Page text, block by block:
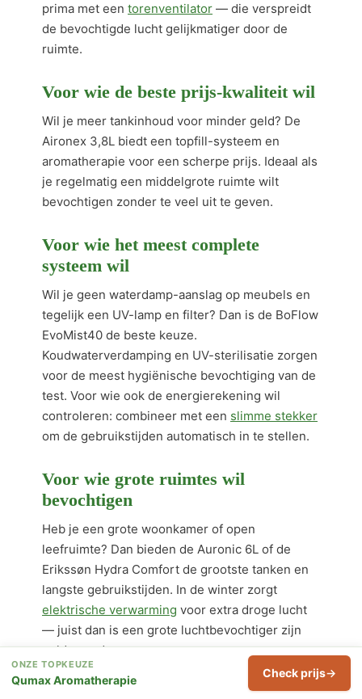
prima met een torenventilator — die verspreidt
de bevochtigde lucht gelijkmatiger door de
ruimte.
Voor wie de beste prijs-kwaliteit wil
Wil je meer tankinhoud voor minder geld? De
Aironex 3,8L biedt een topfill-systeem en
aromatherapie voor een scherpe prijs. Ideaal als
je regelmatig een middelgrote ruimte wilt
bevochtigen zonder te veel uit te geven.
Voor wie het meest complete
systeem wil
Wil je geen waterdamp-aanslag op meubels en
tegelijk een UV-lamp en filter? Dan is de BoFlow
EvoMist40 de beste keuze.
Koudwaterverdamping en UV-sterilisatie zorgen
voor de meest hygiënische bevochtiging van de
test. Voor wie ook de energierekening wil
controleren: combineer met een slimme stekker
om de gebruikstijden automatisch in te stellen.
Voor wie grote ruimtes wil
bevochtigen
Heb je een grote woonkamer of open
leefruimte? Dan bieden de Auronic 6L of de
Erikssøn Hydra Comfort de grootste tanken en
langste gebruikstijden. In de winter zorgt
elektrische verwarming voor extra droge lucht
— juist dan is een grote luchtbevochtiger zijn
geld waard.
Voor wie een stille babykamer-
ONZE TOPKEUZE
Qumax Aromatherapie Check prijs